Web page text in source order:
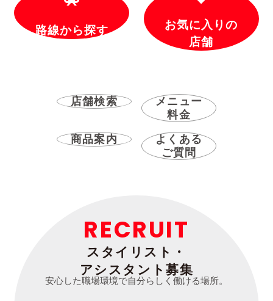
路線から探す
お気に入りの
店舗
店舗検索
メニュー
料金
商品案内
よくある
ご質問
RECRUIT
スタイリスト・
アシスタント募集
安心した職場環境で自分らしく働ける場所。